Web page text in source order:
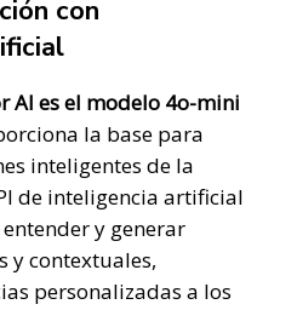
con
AI es el modelo 4o-mini
la base para
inteligentes de la
de inteligencia artificial
y generar
y contextuales,
personalizadas a los